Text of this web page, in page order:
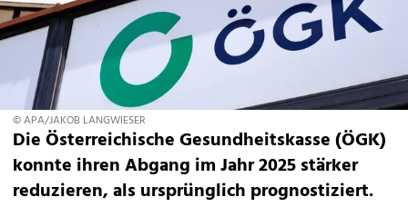
© APA/JAKOB LANGWIESER
Die Österreichische Gesundheitskasse (ÖGK)
konnte ihren Abgang im Jahr 2025 stärker
reduzieren, als ursprünglich prognostiziert.